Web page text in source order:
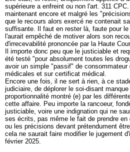
supérieure a enfreint ou non l'art. 311 CPC
maintenant encore et malgré les
que le recours alors exercé ne contenait
suffisante. Il faut en rester là, faute pour
l'aurait empêché de motiver alors son
d'irrecevabilité prononcée par la Haute
Il importe donc peu que le justiciable et
été testé "pour absolument toutes les
avoir un simple "passif" de
médicales et sur certificat médical.
Encore une fois, il ne sert à rien, à ce
judiciaire, de déplorer le soi-disant
proportionnalité montré (e) par les
cette affaire. Peu importe la rancoeur,
justiciable, voire une indignation qui ne
ses écrits, pas même le fait de prendre en
ou les précisions devant prétendument
cela ne saurait faire modifier le jugement
février 2025.